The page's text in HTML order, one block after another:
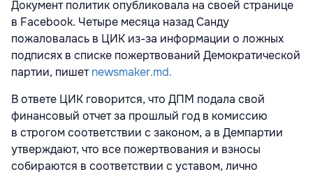
Документ политик опубликовала на своей странице
в Facebook. Четыре месяца назад Санду
пожаловалась в ЦИК из-за информации о ложных
подписях в списке пожертвований Демократической
партии, пишетnewsmaker.md.
В ответе ЦИК говорится, что ДПМ подала свой
финансовый отчет за прошлый год в комиссию
в строгом соответствии с законом, а в Демпартии
утверждают, что все пожертвования и взносы
собираются в соответствии с уставом, лично